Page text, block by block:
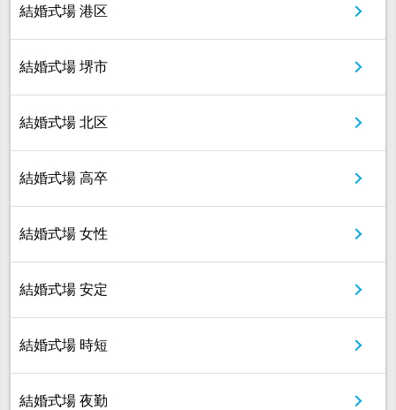
結婚式場 港区
結婚式場 堺市
結婚式場 北区
結婚式場 高卒
結婚式場 女性
結婚式場 安定
結婚式場 時短
結婚式場 夜勤